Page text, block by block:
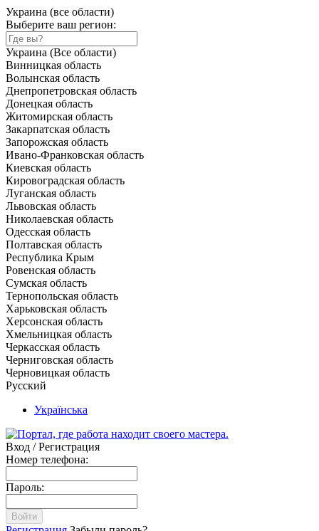
Украина (все области)
Выберите ваш регион:
Украина (Все области)
Винницкая область
Волынская область
Днепропетровская область
Донецкая область
Житомирская область
Закарпатская область
Запорожская область
Ивано-Франковская область
Киевская область
Кировоградская область
Луганская область
Львовская область
Николаевская область
Одесская область
Полтавская область
Республика Крым
Ровенская область
Сумская область
Тернопольская область
Харьковская область
Херсонская область
Хмельницкая область
Черкасская область
Черниговская область
Черновицкая область
Русский
Українська
Вход / Регистрация
Номер телефона:
Пароль:
Войти